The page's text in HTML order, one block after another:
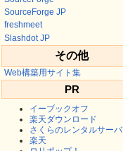
SourceForge JP
freshmeet
Slashdot JP
その他
Web構築用サイト集
PR
イーブックオフ
楽天ダウンロード
さくらのレンタルサーバ
楽天